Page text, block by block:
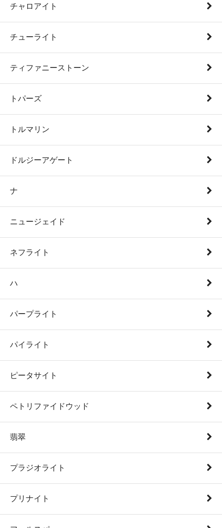
チャロアイト
チューライト
ティファニーストーン
トパーズ
トルマリン
ドルジーアゲート
ナ
ニュージェイド
ネフライト
ハ
パープライト
パイライト
ピータサイト
ペトリファイドウッド
翡翠
プラジオライト
プリナイト